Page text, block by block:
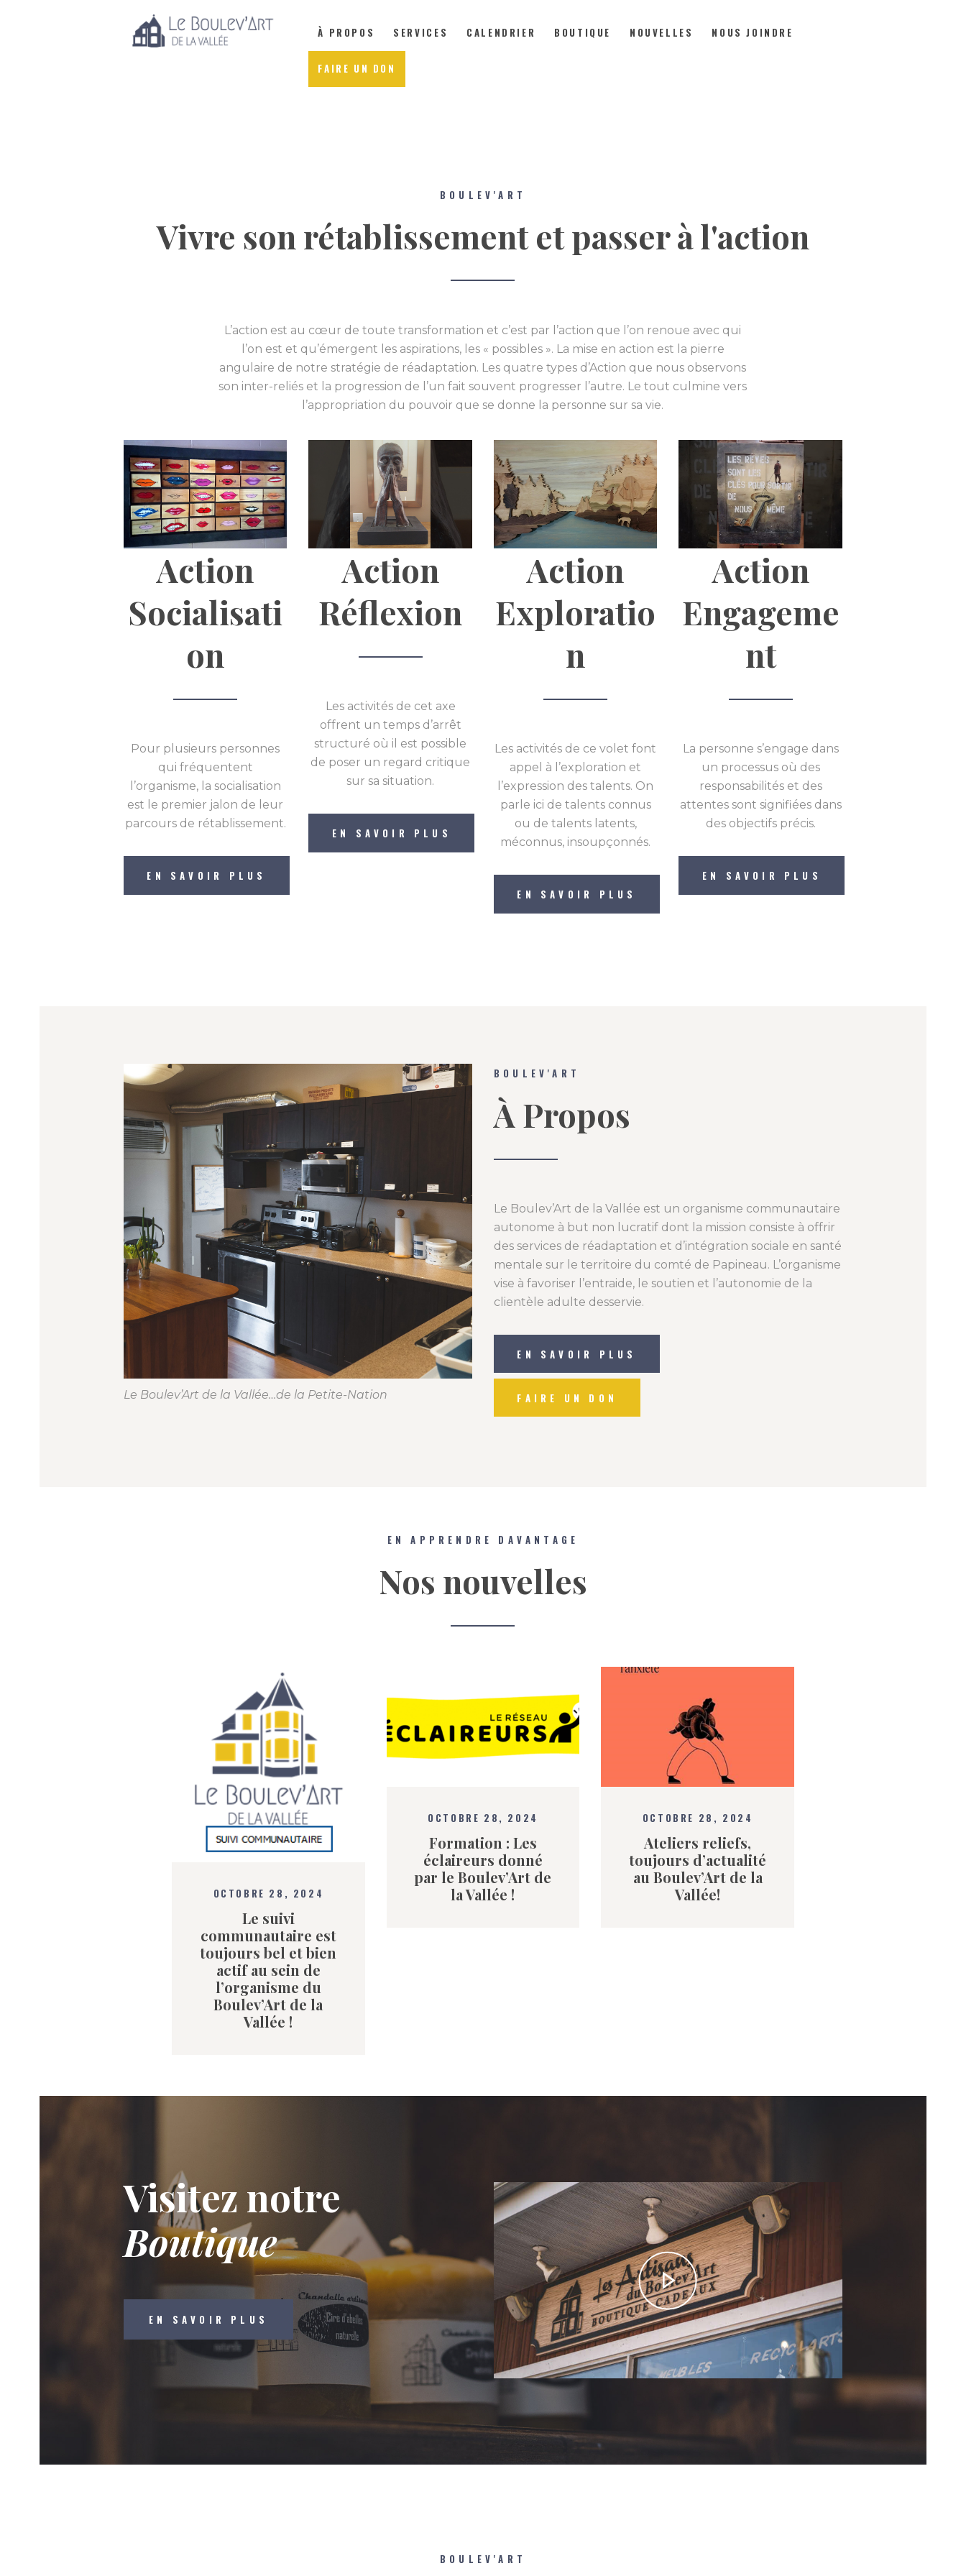
À PROPOS SERVICES CALENDRIER BOUTIQUE NOUVELLES NOUS JOINDRE
FAIRE UN DON
BOUTIQUE
NOUS JOINDRE
FAIRE UN DON
BOULEV'ART
Vivre son rétablissement et passer à l'action
L’action est au cœur de toute transformation et c’est par l’action que l’on renoue avec qui
l’on est et qu’émergent les aspirations, les « possibles ». La mise en action est la pierre
angulaire de notre stratégie de réadaptation. Les quatre types d’Action que nous observons
son inter-reliés et la progression de l’un fait souvent progresser l’autre. Le tout culmine vers
l’appropriation du pouvoir que se donne la personne sur sa vie.
Action
Socialisati
on
Pour plusieurs personnes
qui fréquentent
l’organisme, la socialisation
est le premier jalon de leur
parcours de rétablissement.
EN SAVOIR PLUS
Action
Réflexion
Les activités de cet axe
offrent un temps d’arrêt
structuré où il est possible
de poser un regard critique
sur sa situation.
EN SAVOIR PLUS
Action
Exploratio
n
Les activités de ce volet font
appel à l’exploration et
l’expression des talents. On
parle ici de talents connus
ou de talents latents,
méconnus, insoupçonnés.
EN SAVOIR PLUS
Action
Engageme
nt
La personne s’engage dans
un processus où des
responsabilités et des
attentes sont signifiées dans
des objectifs précis.
EN SAVOIR PLUS
Le Boulev’Art de la Vallée…de la Petite-Nation
BOULEV'ART
À Propos
Le Boulev’Art de la Vallée est un organisme communautaire
autonome à but non lucratif dont la mission consiste à offrir
des services de réadaptation et d’intégration sociale en santé
mentale sur le territoire du comté de Papineau. L’organisme
vise à favoriser l’entraide, le soutien et l’autonomie de la
clientèle adulte desservie.
EN SAVOIR PLUS
FAIRE UN DON
EN APPRENDRE DAVANTAGE
Nos nouvelles
OCTOBRE 28, 2024
Le suivi
communautaire est
toujours bel et bien
actif au sein de
l’organisme du
Boulev’Art de la
Vallée !
OCTOBRE 28, 2024
Formation : Les
éclaireurs donné
par le Boulev’Art de
la Vallée !
OCTOBRE 28, 2024
Ateliers reliefs,
toujours d’actualité
au Boulev’Art de la
Vallée!
Visitez notre
Boutique
EN SAVOIR PLUS
BOULEV'ART